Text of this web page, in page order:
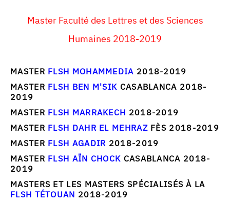
Master Faculté des Lettres et des Sciences
Humaines 2018-2019
MASTER FLSH MOHAMMEDIA 2018-2019
MASTER FLSH BEN M'SIK CASABLANCA 2018-
2019
MASTER FLSH MARRAKECH 2018-2019
MASTER FLSH DAHR EL MEHRAZFÈS 2018-2019
MASTER FLSH AGADIR 2018-2019
MASTER FLSH AÏN CHOCK CASABLANCA 2018-
2019
MASTERS ET LES MASTERS SPÉCIALISÉS À LA
FLSH TÉTOUAN 2018-2019